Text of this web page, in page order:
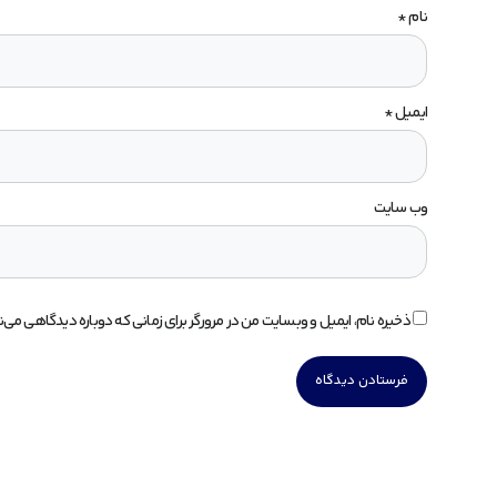
نام*
ایمیل*
وب‌ سایت
ذخیره نام، ایمیل و وبسایت من در مرورگر برای زمانی که دوباره دیدگاهی